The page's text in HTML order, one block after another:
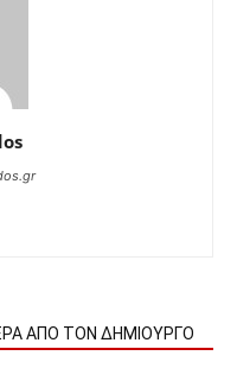
ΑΠΟ ΤΟΝ ΔΗΜΙΟΥΡΓΟ